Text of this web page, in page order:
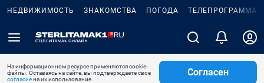
НЕДВИЖИМОСТЬ ЗНАКОМСТВА ПОГОДА ТЕЛЕПРОГРАММА
На информационном ресурсе применяются cookie-
файлы. Оставаясь на сайте, вы подтверждаете свое
согласиена их использование.
Согласен